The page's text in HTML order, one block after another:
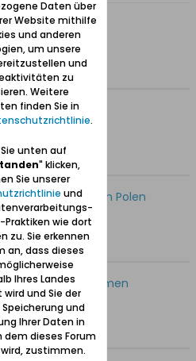
mal eine Frage!
Likes
14:00
Sauerteig
18:09
der Kaschubei in Polen
11:17
mit Backpflaumen
09:59
Daten über
Website mithilfe
und anderen
um unsere
und
zu
Weitere
finden Sie in
.
unten auf
" klicken,
Sie unserer
und
Praktiken wie dort
zu. Sie erkennen
an, dass dieses
Ihres Landes
und Sie der
Speicherung und
Ihrer Daten in
dem dieses Forum
zustimmen.